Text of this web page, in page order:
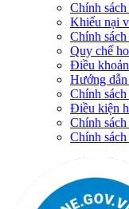
Chính
Khiếu nại
Chính
Quy chế
Điều
Hướng dẫn
Chính
Điều kiện
Chính
Chính